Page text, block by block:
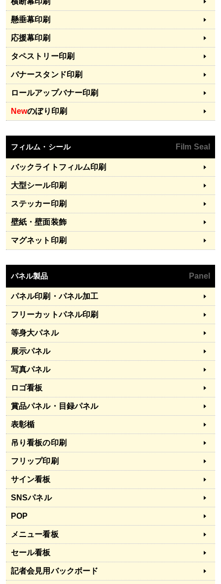
懸垂幕印刷
応援幕印刷
タペストリー印刷
バナースタンド印刷
ロールアップバナー印刷
Newのぼり印刷
フィルム・シール Film Seal
バックライトフィルム印刷
大型シール印刷
ステッカー印刷
壁紙・壁面装飾
マグネット印刷
パネル製品 Panel
パネル印刷・パネル加工
フリーカットパネル印刷
等身大パネル
展示パネル
写真パネル
ロゴ看板
賞品パネル・目録パネル
表彰楯
吊り看板の印刷
フリップ印刷
サイン看板
SNSパネル
POP
メニュー看板
セール看板
記者会見用バックボード